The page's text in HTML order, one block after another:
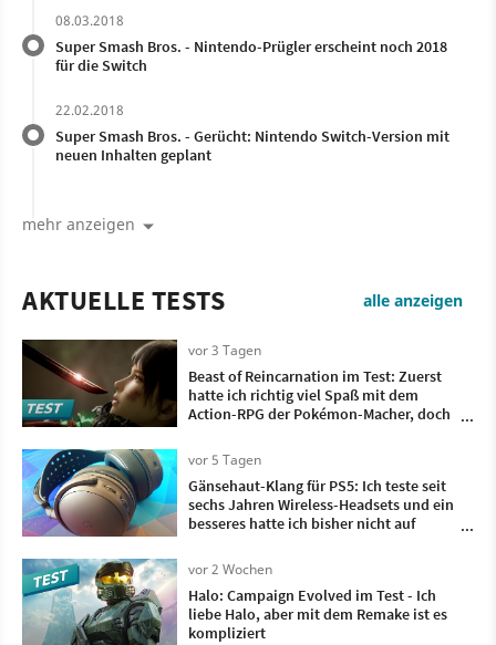
08.03.2018
Super Smash Bros. - Nintendo-Prügler erscheint noch 2018
für die Switch
22.02.2018
Super Smash Bros. - Gerücht: Nintendo Switch-Version mit
neuen Inhalten geplant
mehr anzeigen
AKTUELLE TESTS alle anzeigen
vor 3 Tagen
Beast of Reincarnation im Test: Zuerst
hatte ich richtig viel Spaß mit dem
Action-RPG der Pokémon-Macher, doch
vorbei ist
vor 5 Tagen
Gänsehaut-Klang für PS5: Ich teste seit
sechs Jahren Wireless-Headsets und ein
besseres hatte ich bisher nicht auf
vor 2 Wochen
Halo: Campaign Evolved im Test - Ich
liebe Halo, aber mit dem Remake ist es
kompliziert